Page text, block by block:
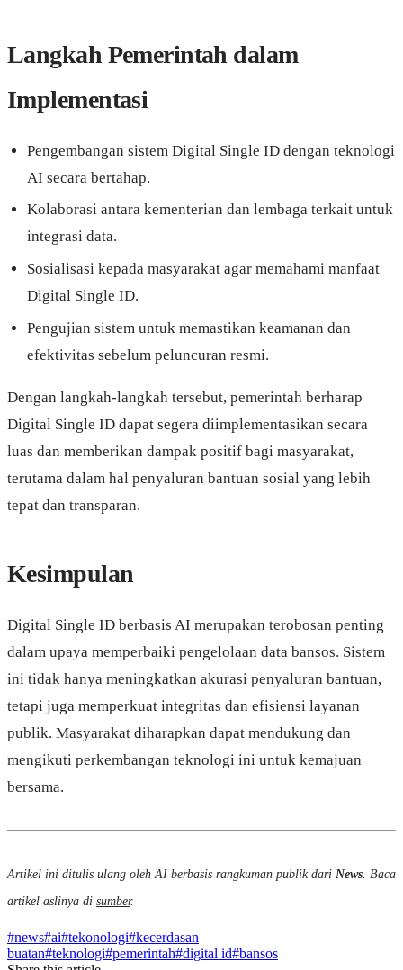
Langkah Pemerintah dalam
Implementasi
Pengembangan sistem Digital Single ID dengan teknologi
AI secara bertahap.
Kolaborasi antara kementerian dan lembaga terkait untuk
integrasi data.
Sosialisasi kepada masyarakat agar memahami manfaat
Digital Single ID.
Pengujian sistem untuk memastikan keamanan dan
efektivitas sebelum peluncuran resmi.
Dengan langkah-langkah tersebut, pemerintah berharap
Digital Single ID dapat segera diimplementasikan secara
luas dan memberikan dampak positif bagi masyarakat,
terutama dalam hal penyaluran bantuan sosial yang lebih
tepat dan transparan.
Kesimpulan
Digital Single ID berbasis AI merupakan terobosan penting
dalam upaya memperbaiki pengelolaan data bansos. Sistem
ini tidak hanya meningkatkan akurasi penyaluran bantuan,
tetapi juga memperkuat integritas dan efisiensi layanan
publik. Masyarakat diharapkan dapat mendukung dan
mengikuti perkembangan teknologi ini untuk kemajuan
bersama.
Artikel ini ditulis ulang oleh AI berbasis rangkuman publik dari News . Baca
artikel aslinya di sumber.
#news#ai#tekonologi#kecerdasan
buatan#teknologi#pemerintah#digital id#bansos